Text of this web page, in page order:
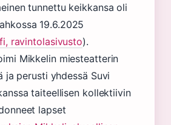
tunnettu keikkansa oli
19.6.2025
ravintolasivusto).
Mikkelin miesteatterin
ja perusti yhdessä Suvi
taiteellisen kollektiivin
lapset